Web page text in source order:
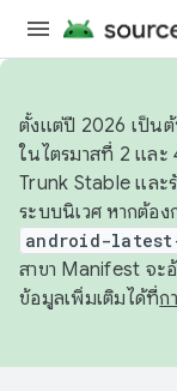
ตั้งแต่ปี 2026 เป็นต้
ในไตรมาสที่ 2 และ
Trunk Stable และ
ระบบนิเวศ หากต้อง
android-
สาขา Manifest จะ
ข้อมูลเพิ่มเติมได้ที่ก